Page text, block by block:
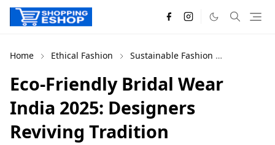
Home Ethical Fashion Sustainable Fashion
Eco-Friendly Bridal Wear
India 2025: Designers
Reviving Tradition